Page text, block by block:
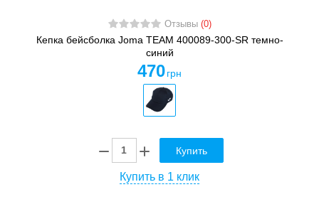
Отзывы (0)
Кепка бейсболка Joma TEAM 400089-300-SR темно-
синий
470 грн
Купить
Купить в 1 клик